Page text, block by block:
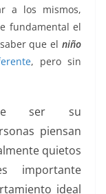
a los mismos,
fundamental el
que el niño
, pero sin
ser su
piensan
quietos
importante
ideal